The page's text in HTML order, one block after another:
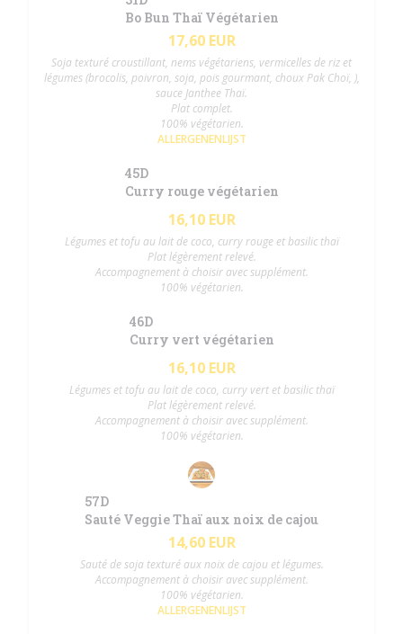
Bo Bun Thaï Végétarien
17,60 EUR
Soja texturé croustillant, nems végétariens, vermicelles de riz et
légumes (brocolis, poivron, soja, pois gourmant, choux Pak Choï, ),
sauce Janthee Thaï.
Plat complet.
100% végétarien.
ALLERGENENLIJST
45D
Curry rouge végétarien
16,10 EUR
Légumes et tofu au lait de coco, curry rouge et basilic thaï
Plat légèrement relevé.
Accompagnement à choisir avec supplément.
100% végétarien.
46D
Curry vert végétarien
16,10 EUR
Légumes et tofu au lait de coco, curry vert et basilic thaï
Plat légèrement relevé.
Accompagnement à choisir avec supplément.
100% végétarien.
57D
Sauté Veggie Thaï aux noix de cajou
14,60 EUR
Sauté de soja texturé aux noix de cajou et légumes.
Accompagnement à choisir avec supplément.
100% végétarien.
ALLERGENENLIJST